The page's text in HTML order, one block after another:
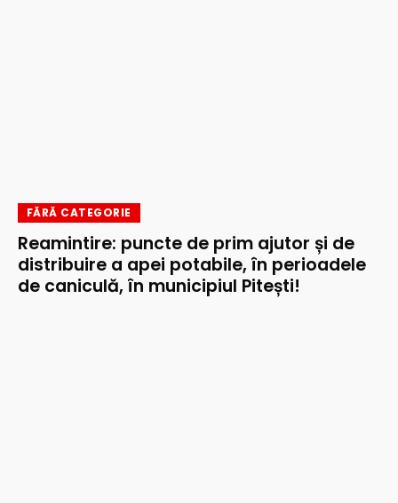
FĂRĂ CATEGORIE
Reamintire: puncte de prim ajutor și de
distribuire a apei potabile, în perioadele
de caniculă, în municipiul Pitești!